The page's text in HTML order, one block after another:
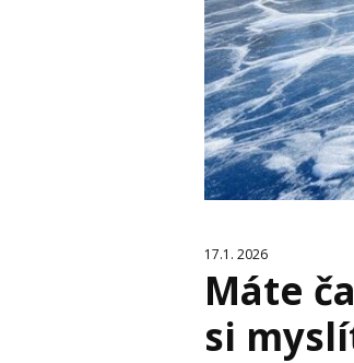
17.1. 2026
Máte
si